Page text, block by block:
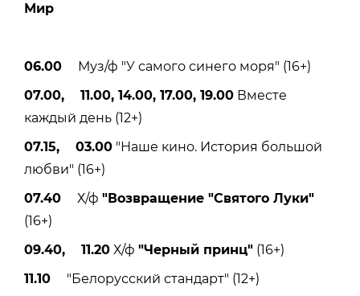
Мир
06.00 Муз/ф "У самого синего моря" (16+)
07.00, 11.00, 14.00, 17.00, 19.00 Вместе
каждый день (12+)
07.15, 03.00 "Наше кино. История большой
любви" (16+)
07.40 Х/ф "Возвращение "Святого Луки"
(16+)
09.40, 11.20 Х/ф "Черный принц" (16+)
11.10 "Белорусский стандарт" (12+)